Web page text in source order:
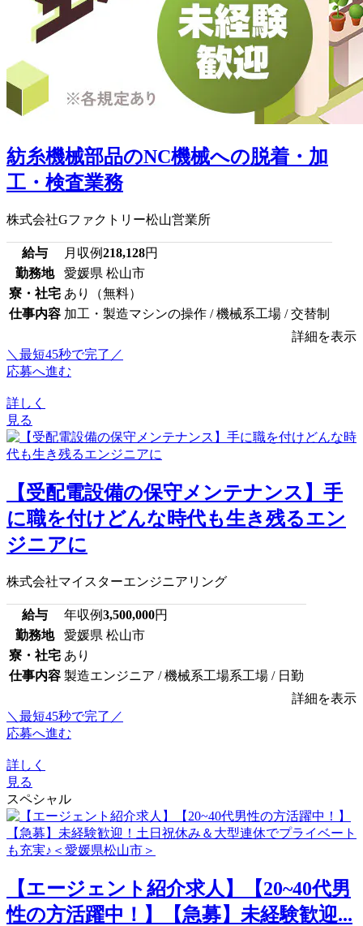
紡糸機械部品のNC機械への脱着・加
工・検査業務
株式会社Gファクトリー松山営業所
給与 月収例218,128円
勤務地
愛媛県 松山市
寮・社宅 あり（無料）
仕事内容 加工・製造マシンの操作 / 機械系工場 / 交替制
詳細を表示
＼最短45秒で完了／
応募へ進む
詳しく
見る
【受配電設備の保守メンテナンス】手
に職を付けどんな時代も生き残るエン
ジニアに
株式会社マイスターエンジニアリング
給与 年収例3,500,000円
勤務地
愛媛県 松山市
寮・社宅 あり
仕事内容 製造エンジニア / 機械系工場系工場 / 日勤
詳細を表示
＼最短45秒で完了／
応募へ進む
詳しく
見る
スペシャル
【エージェント紹介求人】【20~40代男
性の方活躍中！】【急募】未経験歓迎...